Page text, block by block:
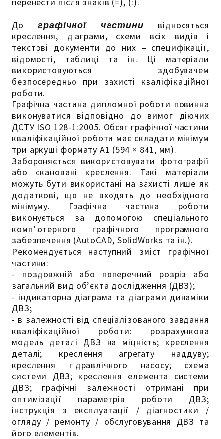
Дографічної частини відносяться
креслення, діаграми, схеми всіх видів і
текстові документи до них – специфікації,
відомості, таблиці та ін. Ці матеріали
використовуються здобувачем
безпосередньо при захисті кваліфікаційної
роботи.
Графічна частина дипломної роботи повинна
виконуватися відповідно до вимог діючих
ДСТУ ISO 128-1:2005. Обсяг графічної частини
кваліфікаційної роботи має складати мінімум
три аркуші формату А1 (594 × 841, мм).
Забороняється використовувати фотографії
або скановані креслення. Такі матеріали
можуть бути використані на захисті лише як
додаткові, що не входять до необхідного
мінімуму. Графічна частина роботи
виконується за допомогою спеціального
комп’ютерного графічного програмного
забезпечення (AutoCAD, SolidWorks та ін.).
Рекомендується наступний зміст графічної
частини:
- поздовжній або поперечний розріз або
загальний вид об’єкта дослідження (ДВЗ);
- індикаторна діаграма та діаграми динаміки
ДВЗ;
- в залежності від спеціалізованого завдання
кваліфікаційної роботи: розрахункова
модель деталі ДВЗ на міцність; креслення
деталі; креслення агрегату наддуву;
креслення гідравлічного насосу; схема
системи ДВЗ; креслення елемента системи
ДВЗ; графічні залежності отримані при
оптимізації параметрів роботи ДВЗ;
інструкція з експлуатації / діагностики /
огляду / ремонту / обслуговування ДВЗ та
його елементів.